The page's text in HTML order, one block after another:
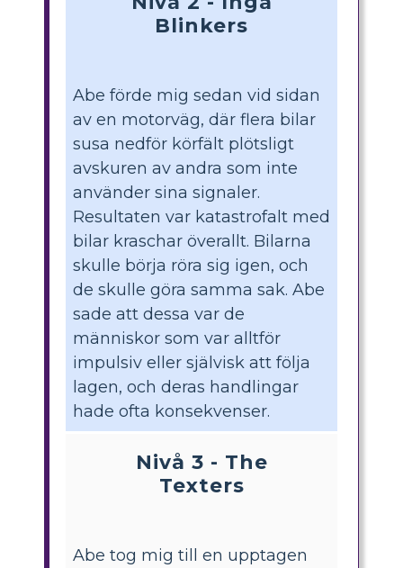
Blinkers
Abe förde mig sedan vid sidan
av en motorväg, där flera bilar
susa nedför körfält plötsligt
avskuren av andra som inte
använder sina signaler.
Resultaten var katastrofalt med
bilar kraschar överallt. Bilarna
skulle börja röra sig igen, och
de skulle göra samma sak. Abe
sade att dessa var de
människor som var alltför
impulsiv eller självisk att följa
lagen, och deras handlingar
hade ofta konsekvenser.
Nivå 3 - The
Texters
Abe tog mig till en upptagen